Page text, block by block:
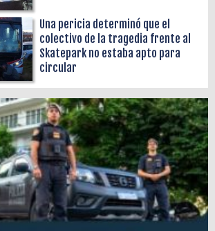
Una pericia determinó que el
colectivo de la tragedia frente al
Skatepark no estaba apto para
circular